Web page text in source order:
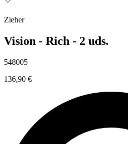
Zieher
Vision - Rich - 2 uds.
548005
136,90 €